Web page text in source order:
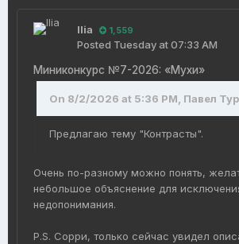
Ilia 1,559
Posted Tuesday at 07:33 AM
Миниконкурс №7-2026: «Мухи»
On 8/2/2026 at 5:36 PM, Павел
Предлагаю тему "Контрасты".
Очень по-разному можно понять,
небольшое объяснение для
недопонимания.
P.S. Сорри, только сейчас увидел